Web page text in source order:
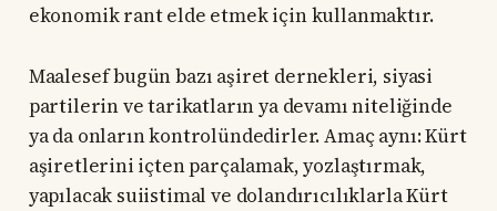
ekonomik rant elde etmek için kullanmaktır.
Maalesef bugün bazı aşiret dernekleri, siyasi
partilerin ve tarikatların ya devamı niteliğinde
ya da onların kontrolündedirler. Amaç aynı: Kürt
aşiretlerini içten parçalamak, yozlaştırmak,
yapılacak suiistimal ve dolandırıcılıklarla Kürt